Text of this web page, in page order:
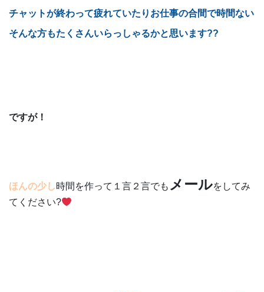
チャットが終わって疲れていたりお仕事の合間で時間ない
そんな方もたくさんいらっしゃるかと思います??
ですが！
ほんの少し時間を作って１言２言でも メールをしてみ
てください?